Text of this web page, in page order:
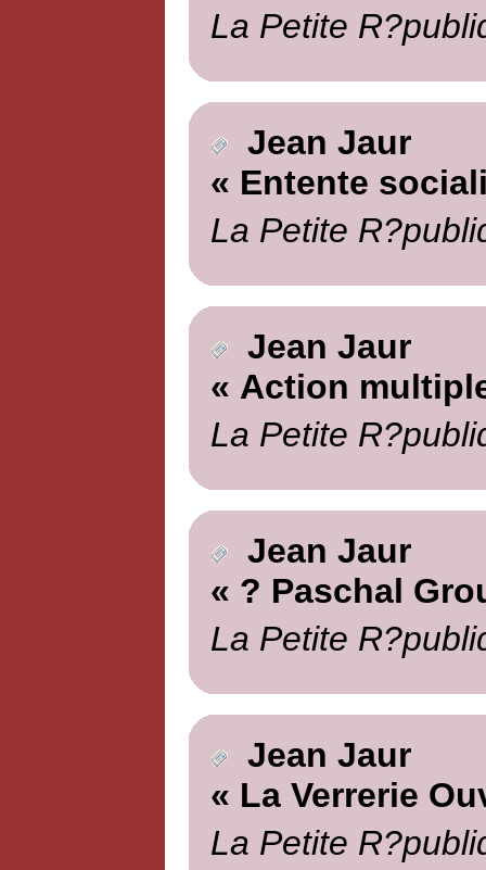
La Petite
Jean Jaur
« Entente
La Petite
Jean Jaur
« Action
La Petite
Jean Jaur
« ? Paschal
La Petite
Jean Jaur
« La Verrerie
La Petite